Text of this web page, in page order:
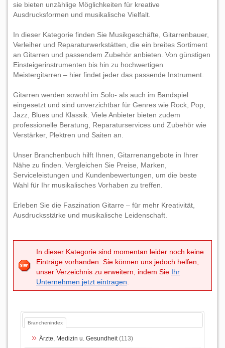
sie bieten unzählige Möglichkeiten für kreative
Ausdrucksformen und musikalische Vielfalt.
In dieser Kategorie finden Sie Musikgeschäfte, Gitarrenbauer,
Verleiher und Reparaturwerkstätten, die ein breites Sortiment
an Gitarren und passendem Zubehör anbieten. Von günstigen
Einsteigerinstrumenten bis hin zu hochwertigen
Meistergitarren – hier findet jeder das passende Instrument.
Gitarren werden sowohl im Solo- als auch im Bandspiel
eingesetzt und sind unverzichtbar für Genres wie Rock, Pop,
Jazz, Blues und Klassik. Viele Anbieter bieten zudem
professionelle Beratung, Reparaturservices und Zubehör wie
Verstärker, Plektren und Saiten an.
Unser Branchenbuch hilft Ihnen, Gitarrenangebote in Ihrer
Nähe zu finden. Vergleichen Sie Preise, Marken,
Serviceleistungen und Kundenbewertungen, um die beste
Wahl für Ihr musikalisches Vorhaben zu treffen.
Erleben Sie die Faszination Gitarre – für mehr Kreativität,
Ausdrucksstärke und musikalische Leidenschaft.
In dieser Kategorie sind momentan leider noch keine
Einträge vorhanden. Sie können uns jedoch helfen,
unser Verzeichnis zu erweitern, indem Sie Ihr
Unternehmen jetzt eintragen
Branchenindex
Ärzte, Medizin u. Gesundheit(113)